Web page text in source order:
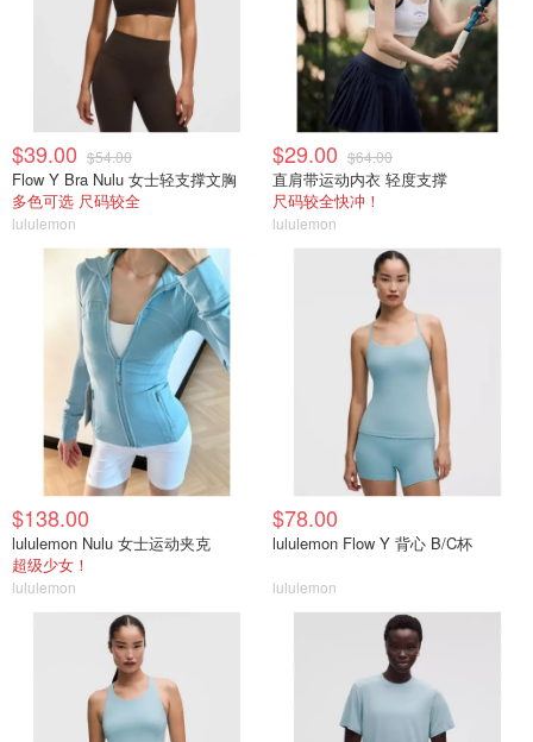
$39.00 $54.00
Flow Y Bra Nulu 女士轻支撑文胸
多色可选 尺码较全
lululemon
$29.00 $64.00
直肩带运动内衣 轻度支撑
尺码较全快冲！
lululemon
$138.00
lululemon Nulu 女士运动夹克
超级少女！
lululemon
$78.00
lululemon Flow Y 背心 B/C杯
lululemon